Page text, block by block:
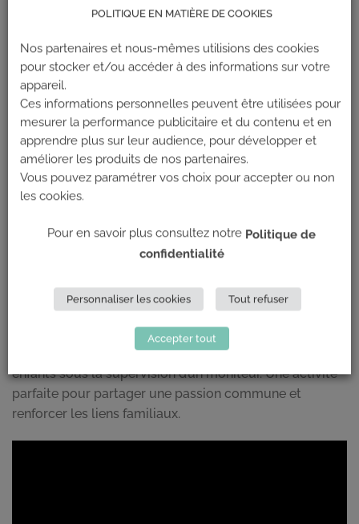
l’escalade sans prérequis techniques.
Cours en famille : partagez un
moment unique
Egalement, Climb Up propose des
cours d’escalade en
, où les parents apprennent à assurer leurs
enfants sous la supervision d’un moniteur. Une activité
parfaite pour partager une passion commune et
renforcer les liens familiaux.
POLITIQUE EN MATIÈRE DE COOKIES
Nos partenaires et nous-mêmes utilisions des cookies
pour stocker et/ou accéder à des informations sur votre
appareil.
Ces informations personnelles peuvent être utilisées pour
mesurer la performance publicitaire et du contenu et en
apprendre plus sur leur audience, pour développer et
améliorer les produits de nos partenaires.
Vous pouvez paramétrer vos choix pour accepter ou non
les cookies.
Pour en savoir plus consultez notre Politique de
confidentialité
Personnaliser les cookies Tout refuser
Accepter tout